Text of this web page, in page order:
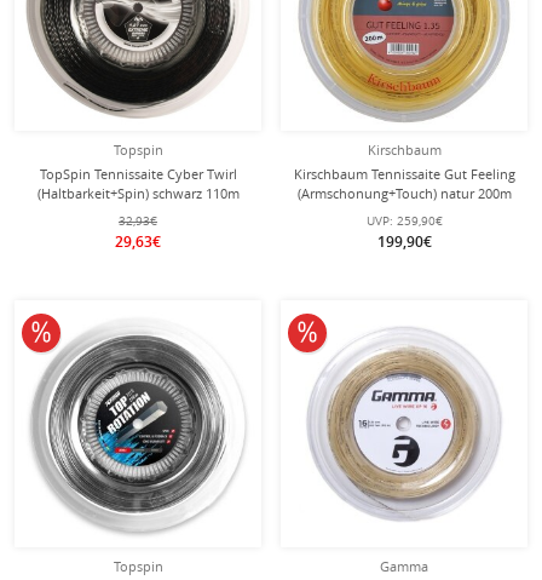
Topspin
TopSpin Tennissaite Cyber Twirl
(Haltbarkeit+Spin) schwarz 110m
Rolle
32,93€
29,63€
Kirschbaum
Kirschbaum Tennissaite Gut Feeling
(Armschonung+Touch) natur 200m
Rolle
UVP: 259,90€
199,90€
Topspin
10% reduziert
Gamma
10% reduziert